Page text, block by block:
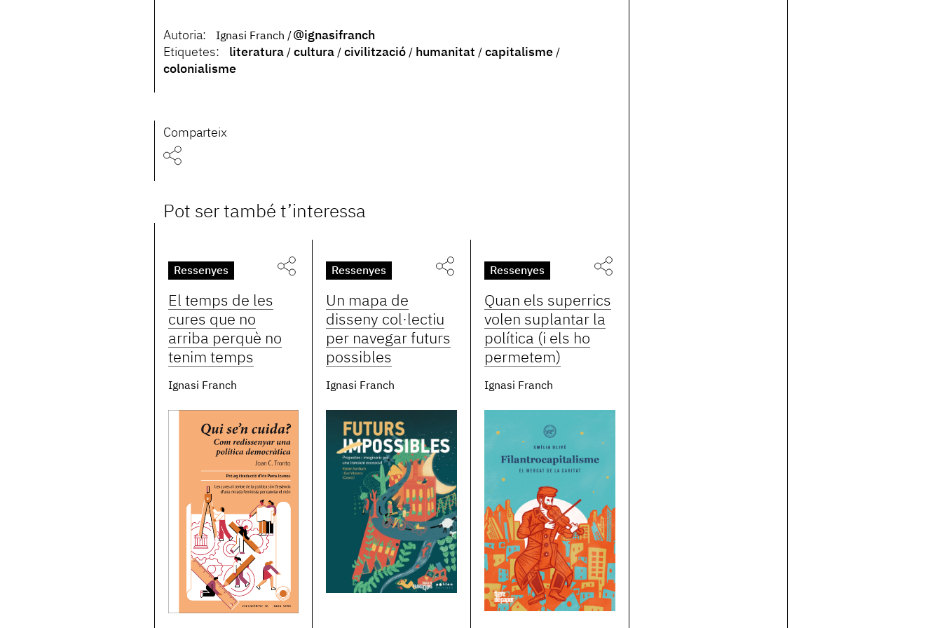
Autoria: Ignasi Franch
@ignasifranch
Etiquetes:
literatura cultura civilització humanitat
capitalisme
colonialisme
Comparteix
Pot ser també t’interessa
Ressenyes
El temps de les
cures que no
arriba perquè no
tenim temps
Ignasi Franch
Ressenyes
Un mapa de
disseny col·lectiu
per navegar futurs
possibles
Ignasi Franch
Ressenyes
Quan els superrics
volen suplantar la
política (i els ho
permetem)
Ignasi Franch